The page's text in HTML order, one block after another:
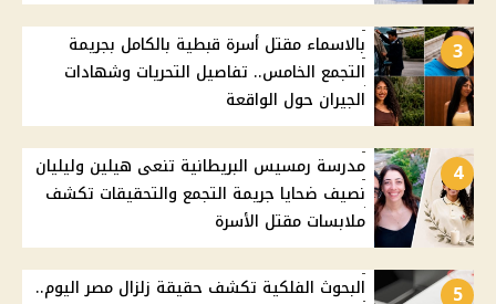
3
بالاسماء مقتل أسرة قبطية بالكامل بجريمة
التجمع الخامس.. تفاصيل التحريات وشهادات
الجيران حول الواقعة
4
مدرسة رمسيس البريطانية تنعى هيلين وليليان
نصيف ضحايا جريمة التجمع والتحقيقات تكشف
ملابسات مقتل الأسرة
5
البحوث الفلكية تكشف حقيقة زلزال مصر اليوم..